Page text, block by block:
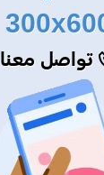
تواصل معنا